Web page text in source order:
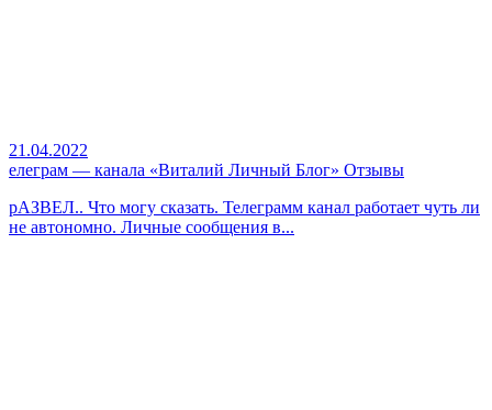
21.04.2022
елеграм — канала «Виталий Личный Блог» Отзывы
рАЗВЕЛ.. Что могу сказать. Телеграмм канал работает чуть ли
не автономно. Личные сообщения в...